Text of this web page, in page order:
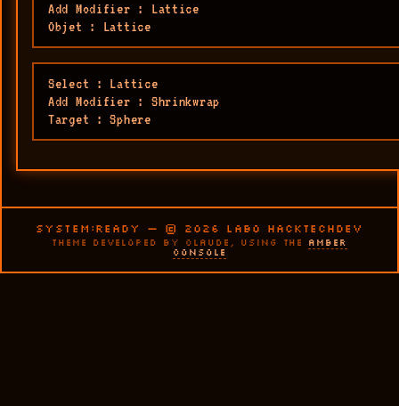
Add Modifier : Lattice
Objet : Lattice
Select : Lattice
Add Modifier : Shrinkwrap
Target : Sphere
SYSTEM:READY — © 2026 LABO HACKTECHDEV
THEME DEVELOPED BY CLAUDE, USING THE AMBER
CONSOLE